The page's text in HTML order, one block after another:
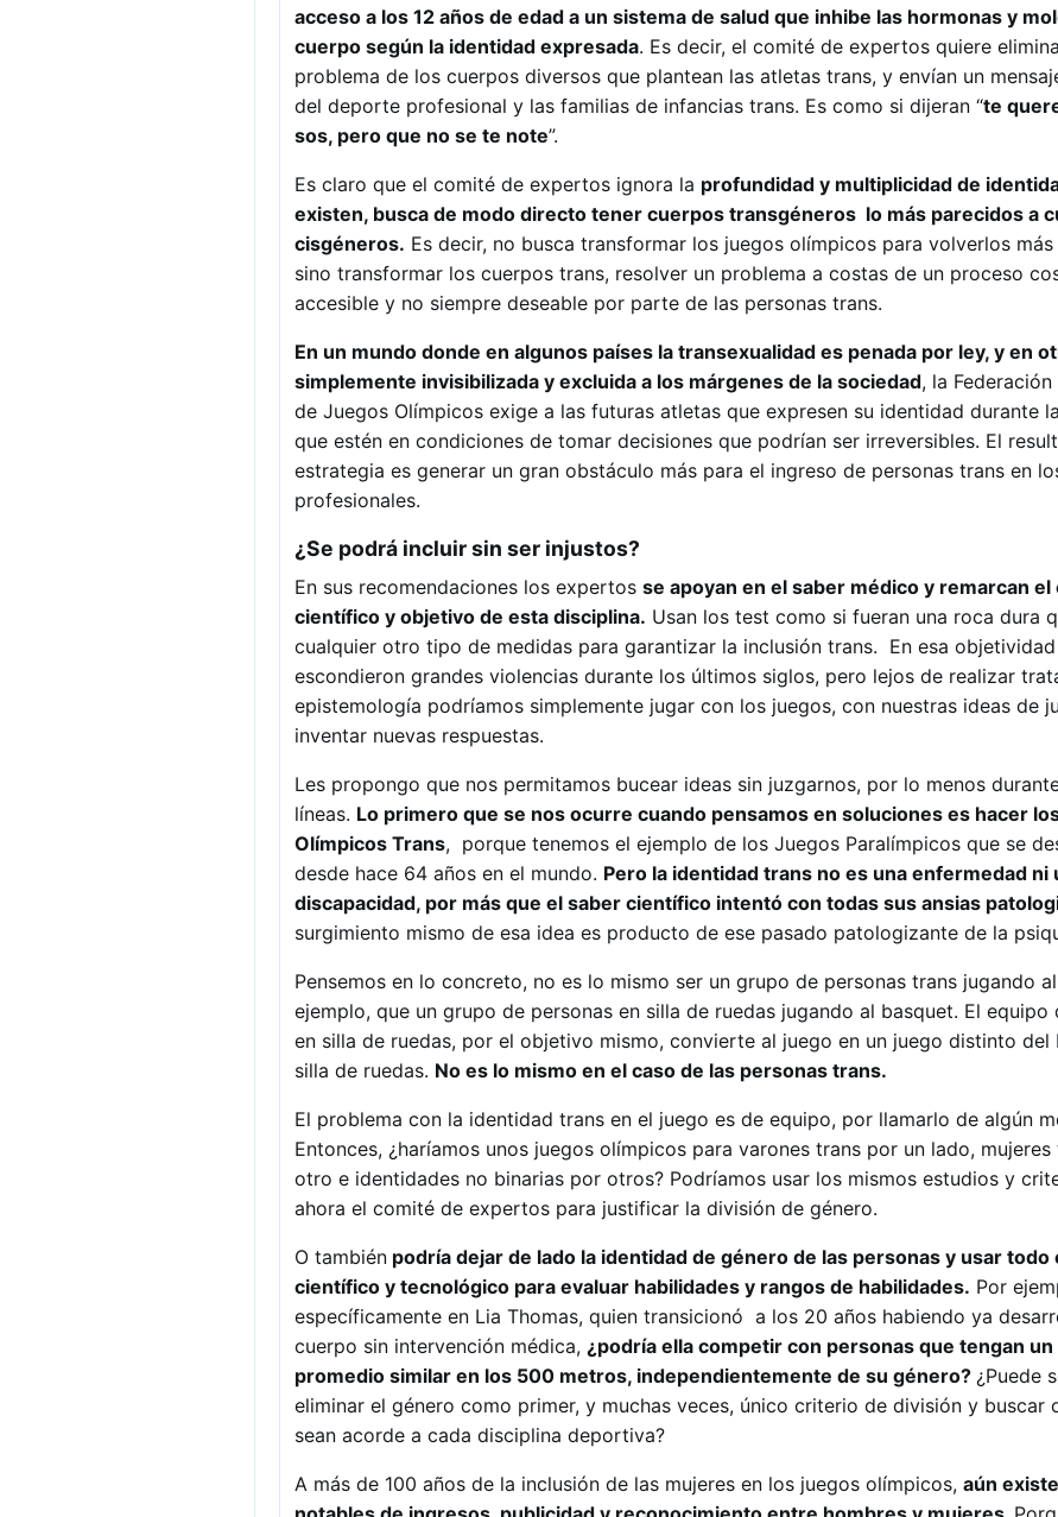
acceso a los 12 años de edad a un sistema de salud que inhibe las hormonas y
cuerpo según la identidad expresada. Es decir, el comité de expertos quiere
problema de los cuerpos diversos que plantean las atletas trans, y envían un
del deporte profesional y las familias de infancias trans. Es como si dijeran “te
sos, pero que no se te note”.
Es claro que el comité de expertos ignora la profundidad y multiplicidad de
existen, busca de modo directo tener cuerpos transgéneros lo más parecidos a
cisgéneros. Es decir, no busca transformar los juegos olímpicos para volverlos
sino transformar los cuerpos trans, resolver un problema a costas de un proceso
accesible y no siempre deseable por parte de las personas trans.
En un mundo donde en algunos países la transexualidad es penada por ley, y en
simplemente invisibilizada y excluida a los márgenes de la sociedad, la
de Juegos Olímpicos exige a las futuras atletas que expresen su identidad durante
que estén en condiciones de tomar decisiones que podrían ser irreversibles. El
estrategia es generar un gran obstáculo más para el ingreso de personas trans en
profesionales.
¿Se podrá incluir sin ser injustos?
En sus recomendaciones los expertos se apoyan en el saber médico y remarcan
científico y objetivo de esta disciplina. Usan los test como si fueran una roca dura
cualquier otro tipo de medidas para garantizar la inclusión trans. En esa
escondieron grandes violencias durante los últimos siglos, pero lejos de realizar
epistemología podríamos simplemente jugar con los juegos, con nuestras ideas de
inventar nuevas respuestas.
Les propongo que nos permitamos bucear ideas sin juzgarnos, por lo menos
líneas. Lo primero que se nos ocurre cuando pensamos en soluciones es hacer
Olímpicos Trans, porque tenemos el ejemplo de los Juegos Paralímpicos que se
desde hace 64 años en el mundo. Pero la identidad trans no es una enfermedad ni
discapacidad, por más que el saber científico intentó con todas sus ansias
surgimiento mismo de esa idea es producto de ese pasado patologizante de la
Pensemos en lo concreto, no es lo mismo ser un grupo de personas trans jugando
ejemplo, que un grupo de personas en silla de ruedas jugando al basquet. El equipo
en silla de ruedas, por el objetivo mismo, convierte al juego en un juego distinto del
silla de ruedas. No es lo mismo en el caso de las personas trans.
El problema con la identidad trans en el juego es de equipo, por llamarlo de algún
Entonces, ¿haríamos unos juegos olímpicos para varones trans por un lado,
otro e identidades no binarias por otros? Podríamos usar los mismos estudios y
ahora el comité de expertos para justificar la división de género.
O también podría dejar de lado la identidad de género de las personas y usar todo
científico y tecnológico para evaluar habilidades y rangos de habilidades. Por
específicamente en Lia Thomas, quien transicionó a los 20 años habiendo ya
cuerpo sin intervención médica, ¿podría ella competir con personas que tengan
promedio similar en los 500 metros, independientemente de su género? ¿Puede
eliminar el género como primer, y muchas veces, único criterio de división y buscar
sean acorde a cada disciplina deportiva?
A más de 100 años de la inclusión de las mujeres en los juegos olímpicos, aún